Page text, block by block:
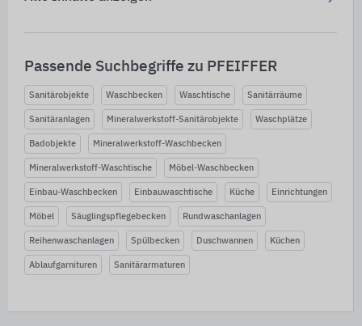
Passende Suchbegriffe zu PFEIFFER
Sanitärobjekte Waschbecken Waschtische Sanitärräume
Sanitäranlagen Mineralwerkstoff-Sanitärobjekte Waschplätze
Badobjekte Mineralwerkstoff-Waschbecken
Mineralwerkstoff-Waschtische Möbel-Waschbecken
Einbau-Waschbecken Einbauwaschtische Küche Einrichtungen
Möbel Säuglingspflegebecken Rundwaschanlagen
Reihenwaschanlagen Spülbecken Duschwannen Küchen
Ablaufgarnituren Sanitärarmaturen